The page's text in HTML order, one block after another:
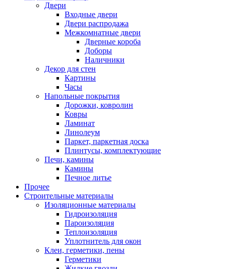
Двери
Входные двери
Двери распродажа
Межкомнатные двери
Дверные короба
Доборы
Наличники
Декор для стен
Картины
Часы
Напольные покрытия
Дорожки, ковролин
Ковры
Ламинат
Линолеум
Паркет, паркетная доска
Плинтусы, комплектующие
Печи, камины
Камины
Печное литье
Прочее
Строительные материалы
Изоляционные материалы
Гидроизоляция
Пароизоляция
Теплоизоляция
Уплотнитель для окон
Клеи, герметики, пены
Герметики